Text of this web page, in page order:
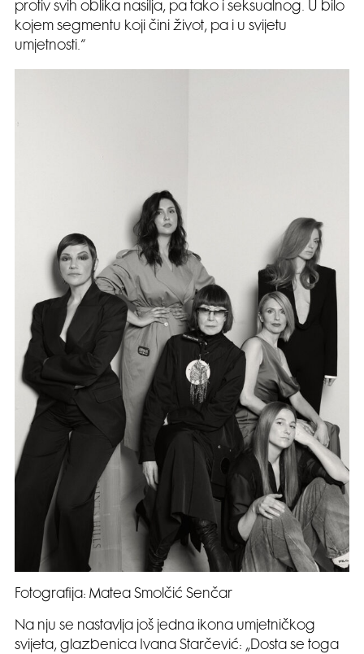
protiv svih oblika nasilja, pa tako i seksualnog. U bilo
kojem segmentu koji čini život, pa i u svijetu
umjetnosti.“
Fotografija: Matea Smolčić Senčar
Na nju se nastavlja još jedna ikona umjetničkog
svijeta, glazbenica Ivana Starčević: „Dosta se toga